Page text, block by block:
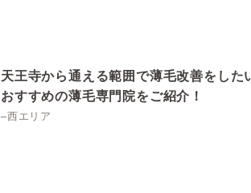
天王寺から通える範囲で薄毛改善をした
おすすめの薄毛専門院をご紹介！
–西エリア